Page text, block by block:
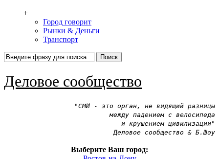
+
Город говорит
Рынки & Деньги
Транспорт
Деловое сообщество
"СМИ - это орган, не видящий разницы
между падением с велосипеда
и крушением цивилизации"
Деловое сообщество & Б.Шоу
Выберите Ваш город: